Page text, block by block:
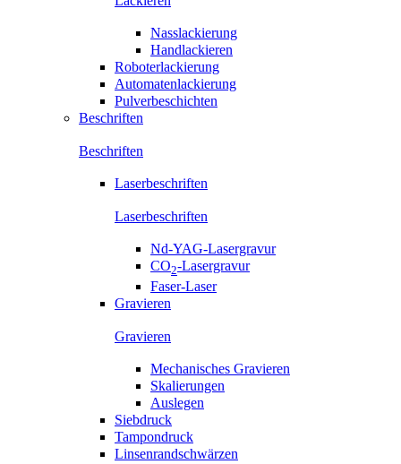
Nasslackierung
Handlackieren
Roboterlackierung
Automatenlackierung
Pulverbeschichten
Beschriften
Beschriften
Laserbeschriften
Laserbeschriften
Nd-YAG-Lasergravur
CO2-Lasergravur
Faser-Laser
Gravieren
Gravieren
Mechanisches Gravieren
Skalierungen
Auslegen
Siebdruck
Tampondruck
Linsenrandschwärzen